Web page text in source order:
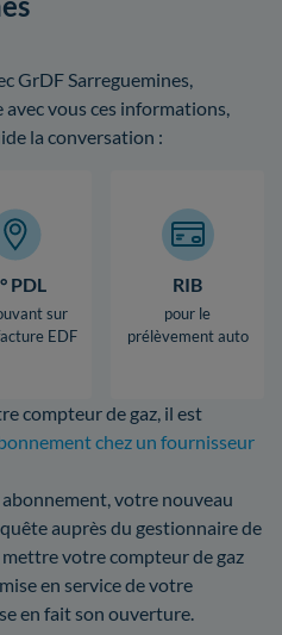
GrDF Sarreguemines,
vous ces informations,
la conversation :
PDL
sur
EDF
RIB
pour le
prélèvement auto
compteur de gaz, il est
chez un fournisseur
votre nouveau
auprès du gestionnaire de
mettre votre compteur de gaz
en service de votre
en fait son ouverture.